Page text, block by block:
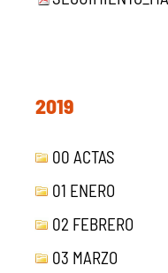
2019
00 ACTAS
01 ENERO
02 FEBRERO
03 MARZO